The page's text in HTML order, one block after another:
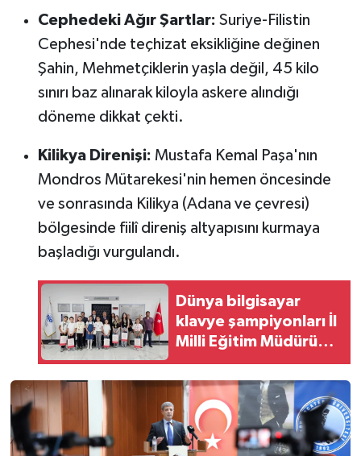
Cephedeki Ağır Şartlar: Suriye-Filistin
Cephesi'nde teçhizat eksikliğine değinen
Şahin, Mehmetçiklerin yaşla değil, 45 kilo
sınırı baz alınarak kiloyla askere alındığı
döneme dikkat çekti.
Kilikya Direnişi: Mustafa Kemal Paşa'nın
Mondros Mütarekesi'nin hemen öncesinde
ve sonrasında Kilikya (Adana ve çevresi)
bölgesinde fiilî direniş altyapısını kurmaya
başladığı vurgulandı.
Dünya bilgisayar
klavye şampiyonları İl
Milli Eğitim Müdürü
Altınkaynak'ı ziyaret
etti